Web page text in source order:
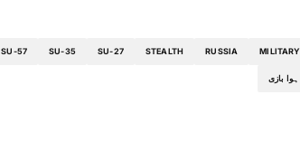
RUSSIA
STEALTH
SU-27
SU-35
SU-57
بازی